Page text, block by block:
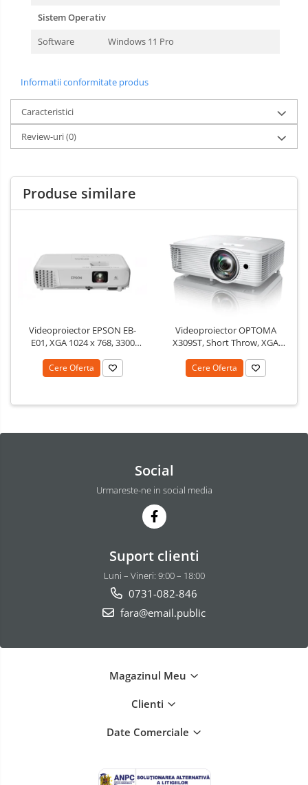
Sistem Operativ
Software
Windows 11 Pro
Informatii conformitate produs
Caracteristici
Review-uri(0)
Produse similare
Videoproiector EPSON EB-
E01, XGA 1024 x 768, 3300
Cere Oferta
Videoproiector OPTOMA
X309ST, Short Throw, XGA
contrast 25000:1
Cere Oferta
Social
Urmareste-ne in social media
Suport clienti
Luni – Vineri: 9:00 – 18:00
0731-082-846
fara@email.public
Magazinul Meu
Clienti
Date Comerciale